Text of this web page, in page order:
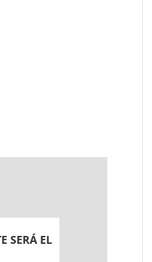
SERÁ EL